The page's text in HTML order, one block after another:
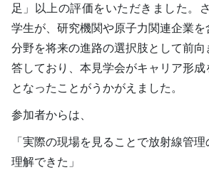
足」以上の評価をいただきました。
学生が、研究機関や原子力関連企業
分野を将来の進路の選択肢として前
答しており、本見学会がキャリア形
となったことがうかがえました。
参加者からは、
「実際の現場を見ることで放射線管
理解できた」